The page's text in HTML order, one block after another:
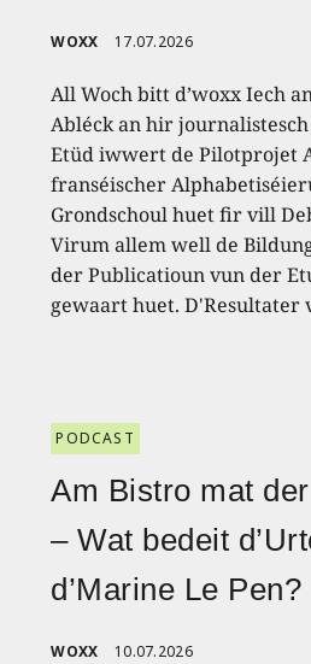
WOXX 17.07.2026
All Woch bitt d’woxx Iech
Abléck an hir
Etüd iwwert de Pilotprojet
franséischer
Grondschoul huet fir vill
Virum allem well de
der Publicatioun vun der
gewaart huet. D'Resultater
PODCAST
Am Bistro mat
– Wat bedeit
d’Marine Le Pen?
WOXX 10.07.2026